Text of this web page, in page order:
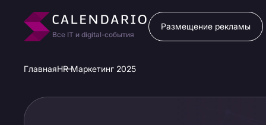
Все IT и digital-события
Размещение рекламы
ГлавнаяHR Маркетинг 2025